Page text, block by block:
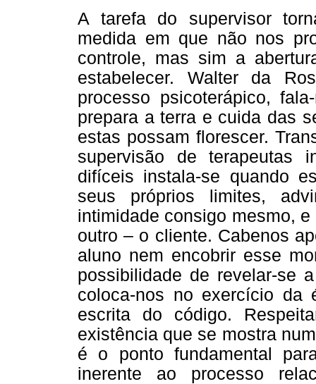
A tarefa do supervisor
medida em que não nos
controle, mas sim a
estabelecer. Walter da
processo psicoterápico,
prepara a terra e cuida das
estas possam florescer.
supervisão de terapeutas
difíceis instala-se quando
seus próprios limites,
intimidade consigo mesmo,
outro – o cliente. Cabenos
aluno nem encobrir esse
possibilidade de revelar-se
coloca-nos no exercício da
escrita do código.
existência que se mostra
é o ponto fundamental
inerente ao processo